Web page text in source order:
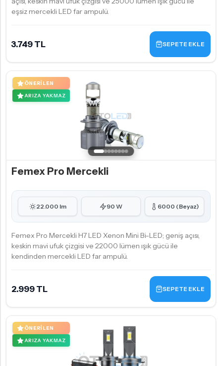
eşsiz mercekli LED far ampulü.
3.749 TL SEPETE EKLE
ÖNERILEN
ARIZA YAKMAZ
Femex Pro Mercekli
22.000 lm 90 W 6000 (Beyaz)
Femex Pro Mercekli H7 LED Xenon Mini Bi-LED; geniş açısı,
keskin mavi ufuk çizgisi ve 22000 lümen ışık gücü ile
kendinden mercekli LED far ampulü.
2.999 TL SEPETE EKLE
ÖNERILEN
ARIZA YAKMAZ